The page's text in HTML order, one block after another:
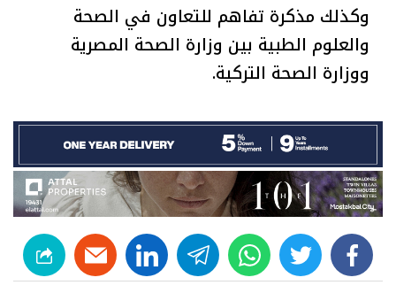
وكذلك مذكرة تفاهم للتعاون في الصحة
والعلوم الطبية بين وزارة الصحة المصرية
ووزارة الصحة التركية.
facebook
twitter
whats
telegram
linkedin